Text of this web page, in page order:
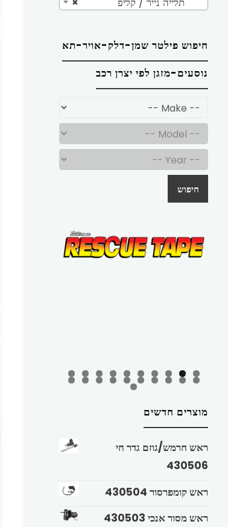
חיפוש פילטר שמן-דלק-אויר-תא
נוסעים-מזגן לפי יצרן רכב
חיפוש
מוצרים חדשים
ראש חרמש/גוזם גדר חי
430506
ראש קומפרסור 430504
ראש מסור אנכי 430503